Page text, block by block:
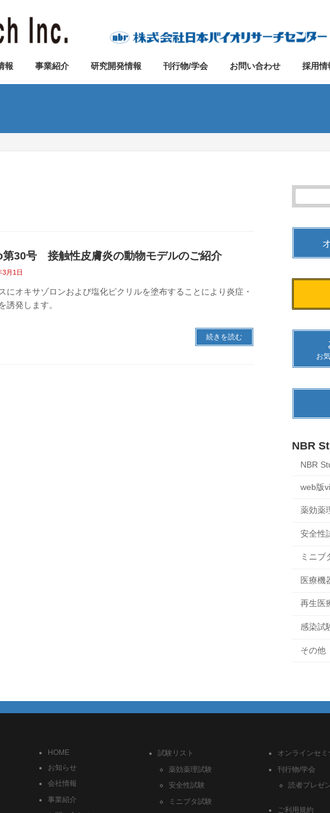
報 事業紹介 研究開発情報 刊行物/学会 お問い合わせ 採用情
30号 接触性皮膚炎の動物モデルのご紹介
3月1日
にオキサゾロンおよび塩化ピクリルを塗布することにより炎症・
誘発します。
続きを読む
索:
お
NBR
NBR
web版
薬効薬
安全性
ミニブ
医療機
再生医
感染試
その他
HOME
お知らせ
会社情報
事業紹介
試験リスト
薬効薬理試験
安全性試験
ミニブタ試験
オンラインセミ
刊行物/学会
読者プレゼ
ご利用規約